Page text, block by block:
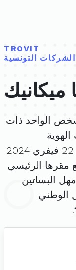
TROVIT
التونسية
الواحد ذات
. تم تأسيسها في 22 فيفري 2024
مقرها الرئيسي
البساتين
الوطني
.